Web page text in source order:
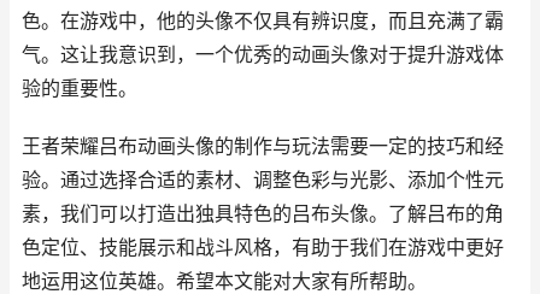
色。在游戏中，他的头像不仅具有辨识度，而且充满了霸
气。这让我意识到，一个优秀的动画头像对于提升游戏体
验的重要性。
王者荣耀吕布动画头像的制作与玩法需要一定的技巧和经
验。通过选择合适的素材、调整色彩与光影、添加个性元
素，我们可以打造出独具特色的吕布头像。了解吕布的角
色定位、技能展示和战斗风格，有助于我们在游戏中更好
地运用这位英雄。希望本文能对大家有所帮助。